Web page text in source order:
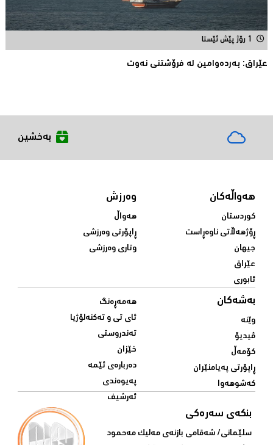
1 رۆژ پێش ئێستا
عێراق: به‌رده‌وامین له‌ فرۆشتنی نه‌وت
بەخشین
هەواڵەکان
کوردستان
ڕۆژهەڵاتی ناوەڕاست
جیهان
عێراق
ئابوری
وەرزش
هەواڵ
ڕاپۆرتی وەرزشی
وتاری وەرزشی
بەشەکان
وێنە
ڤیدیۆ
کۆمەڵ
ڕاپۆرتی پەیامنێران
کەشوهەوا
هەمەڕەنگ
ئای تی و تەکنەلۆژیا
تەندروستی
خێزان
دەربارەی ئێمە
پەیوەندی
ئەرشیف
بنکەی سەرەکی
سلێمانی/ شه‌قامی بازنه‌ی مه‌لیک مه‌حمود